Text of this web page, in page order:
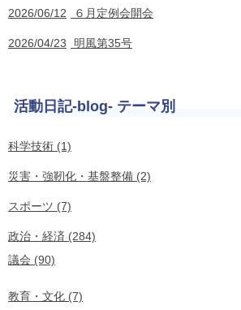
2026/06/12 ６月定例会開会
2026/04/23 明風第35号
活動日記-blog- テーマ別
科学技術 (1)
災害・強靭化・基盤整備 (2)
スポーツ (7)
政治・経済 (284)
議会 (90)
教育・文化 (7)